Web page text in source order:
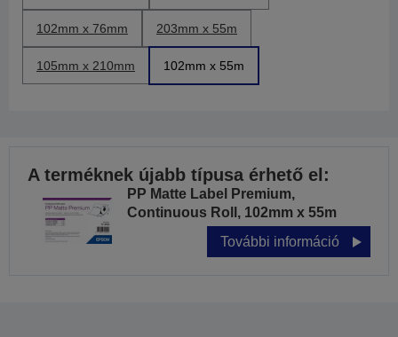
102mm x 76mm 203mm x 55m
105mm x 210mm 102mm x 55m
A terméknek újabb típusa érhető el:
PP Matte Label Premium,
Continuous Roll, 102mm x 55m
További információ